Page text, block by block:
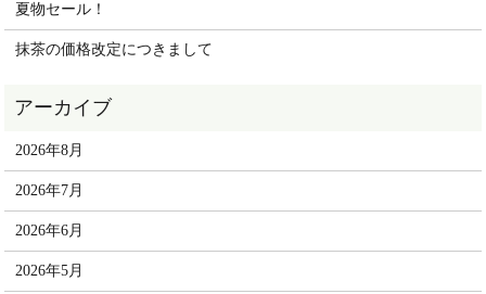
夏物セール！
抹茶の価格改定につきまして
2026年8月
2026年7月
2026年6月
2026年5月